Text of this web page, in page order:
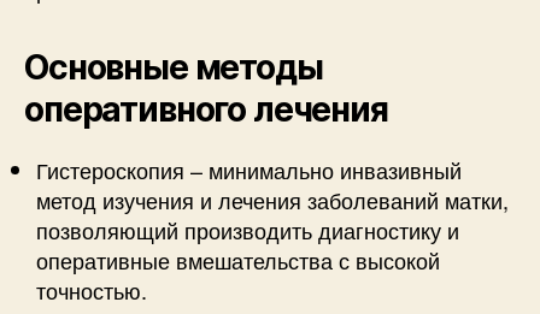
Основные методы
оперативного лечения
Гистероскопия – минимально инвазивный
метод изучения и лечения заболеваний матки,
позволяющий производить диагностику и
оперативные вмешательства с высокой
точностью.